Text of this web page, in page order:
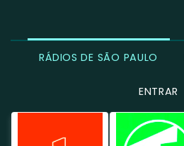
RÁDIOS DE SÃO PAULO
ENTRAR